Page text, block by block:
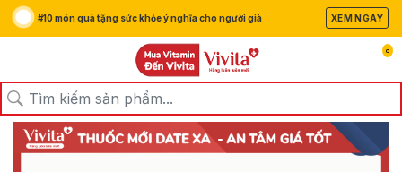
#10 món quà tặng sức khỏe ý nghĩa cho người già XEM NGAY
0
Trang chủ/Sản Phẩm/Thuốc